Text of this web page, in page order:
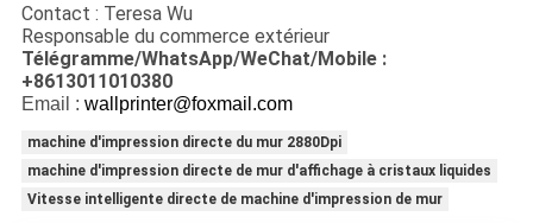
Contact : Teresa Wu
Responsable du commerce extérieur
Télégramme/WhatsApp/WeChat/Mobile :
+8613011010380
Email : wallprinter@foxmail.com
machine d'impression directe du mur 2880Dpi
machine d'impression directe de mur d'affichage à cristaux liquides
Vitesse intelligente directe de machine d'impression de mur